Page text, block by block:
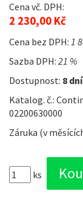
Cena vč. DPH:
2 230,00 Kč
Cena bez DPH: 1
Sazba DPH: 21 %
Dostupnost: 8 dní
Katalog. č.:
02200630000
Záruka (v
ks